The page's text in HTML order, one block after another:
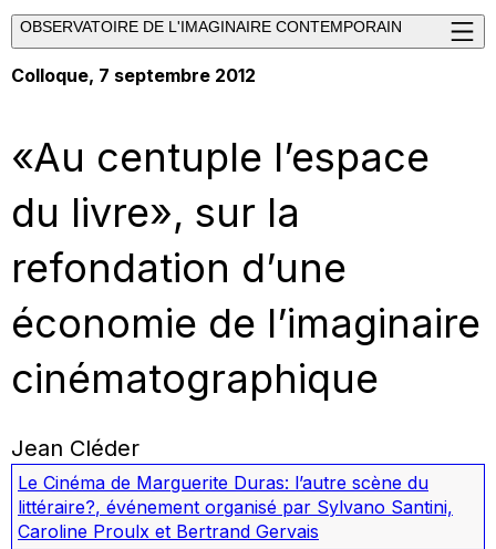
OBSERVATOIRE DE L'IMAGINAIRE CONTEMPORAIN
Colloque, 7 septembre 2012
«Au centuple l’espace
du livre», sur la
refondation d’une
économie de l’imaginaire
cinématographique
Jean Cléder
Le Cinéma de Marguerite Duras: l’autre scène du
littéraire?, événement organisé par Sylvano Santini,
Caroline Proulx et Bertrand Gervais